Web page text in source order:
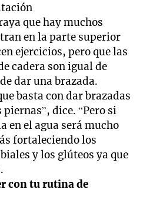
que hay muchos
en la parte superior
ejercicios, pero que las
cadera son igual de
dar una brazada.
basta con dar brazadas
dice. “Pero si
en el agua será mucho
fortaleciendo los
y los glúteos ya que
con tu rutina de